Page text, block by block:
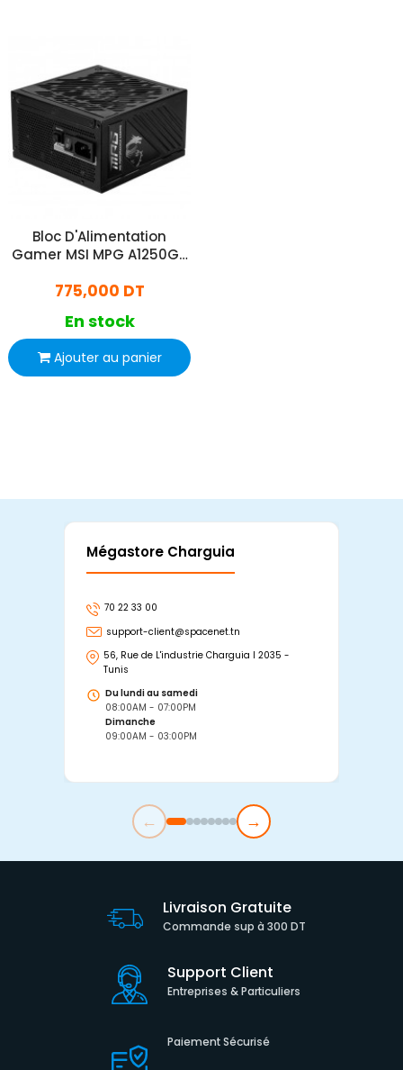
Bloc D'Alimentation
Gamer MSI MPG A1250GS
775,000 DT
En stock
Ajouter au panier
Mégastore Charguia
70 22 33 00
support-client@spacenet.tn
56, Rue de L'industrie Charguia I 2035 -
Tunis
Du lundi au samedi
08:00AM - 07:00PM
Dimanche
09:00AM - 03:00PM
← →
Livraison Gratuite
Commande sup à 300 DT
Support Client
Entreprises & Particuliers
Paiement Sécurisé